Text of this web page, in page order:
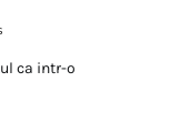
ca intr-o